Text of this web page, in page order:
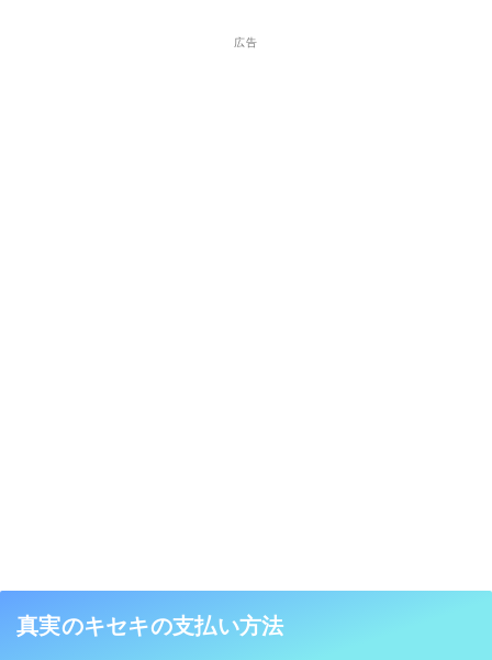
広告
真実のキセキの支払い方法